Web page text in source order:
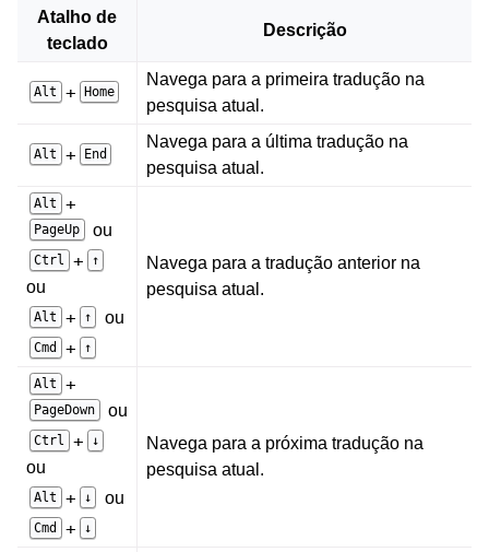
Atalho de
teclado
Descrição
Alt + Home
Navega para a primeira tradução na
pesquisa atual.
Alt + End
Navega para a última tradução na
pesquisa atual.
Alt +
PageUp ou
Ctrl + ↑
ou
Alt + ↑ ou
Cmd + ↑
Navega para a tradução anterior na
pesquisa atual.
Alt +
PageDown ou
Ctrl + ↓
ou
Alt + ↓ ou
Cmd + ↓
Navega para a próxima tradução na
pesquisa atual.